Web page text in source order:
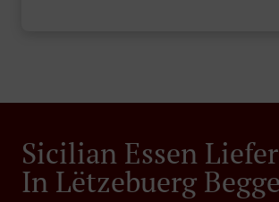
Sicilian Essen
In Lëtzebuerg